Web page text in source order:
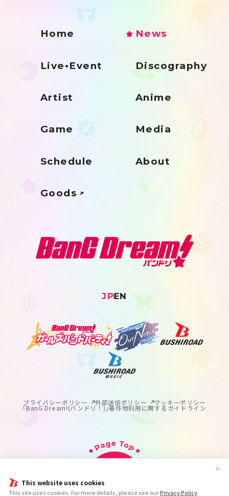
This website uses cookies
This site uses cookies. For more details, please see ourPrivacy Policy.
✕
Home News
Live•Event Discography
Artist Anime
Game Media
Schedule About
Goods
JPEN
プライバシーポリシー 外部送信ポリシー クッキーポリシー
｢BanG Dream!(バンドリ！)｣著作物利用に関するガイドライン
掲載の記事・写真・イラスト等のすべてのコンテンツの